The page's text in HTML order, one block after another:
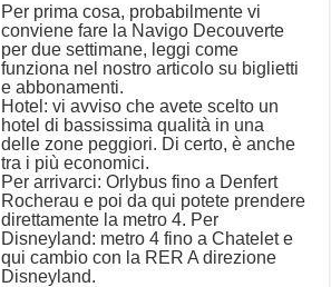
Per prima cosa, probabilmente vi
conviene fare la Navigo Decouverte
per due settimane, leggi come
funziona nel nostro articolo su biglietti
e abbonamenti.
Hotel: vi avviso che avete scelto un
hotel di bassissima qualità in una
delle zone peggiori. Di certo, è anche
tra i più economici.
Per arrivarci: Orlybus fino a Denfert
Rocherau e poi da qui potete prendere
direttamente la metro 4. Per
Disneyland: metro 4 fino a Chatelet e
qui cambio con la RER A direzione
Disneyland.